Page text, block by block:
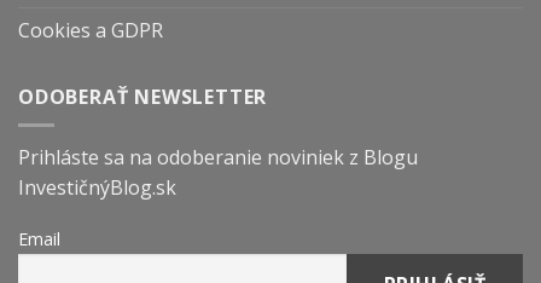
Cookies a GDPR
ODOBERAŤ NEWSLETTER
Prihláste sa na odoberanie noviniek z Blogu
InvestičnýBlog.sk
Email